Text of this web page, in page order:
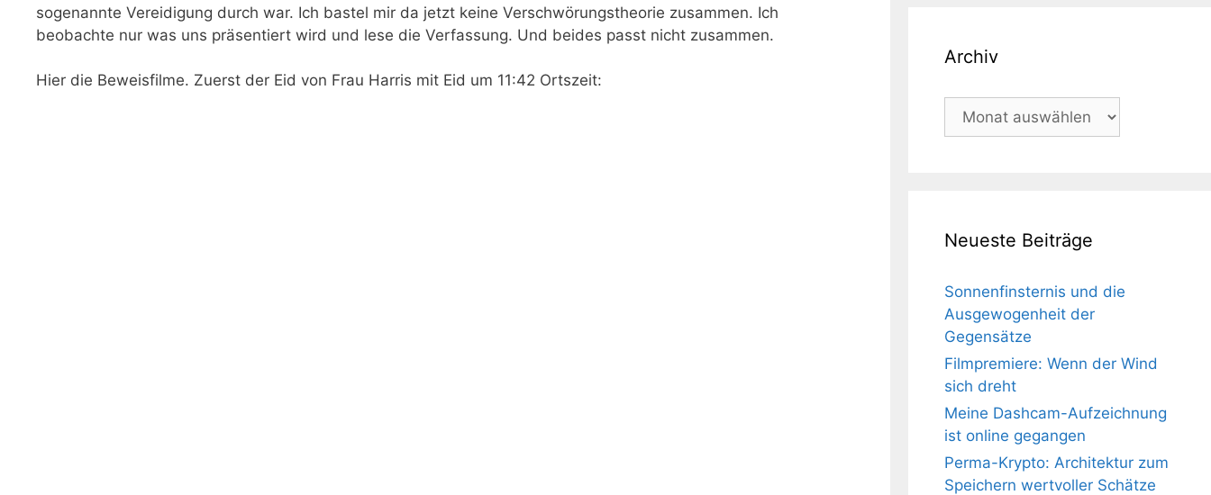
sogenannte Vereidigung durch war. Ich bastel mir da jetzt keine Verschwörungstheorie zusammen. Ich
beobachte nur was uns präsentiert wird und lese die Verfassung. Und beides passt nicht zusammen.
Hier die Beweisfilme. Zuerst der Eid von Frau Harris mit Eid um 11:42 Ortszeit:
Archiv
Archiv
Neueste Beiträge
Sonnenfinsternis und die
Ausgewogenheit der
Gegensätze
Filmpremiere: Wenn der Wind
sich dreht
Meine Dashcam-Aufzeichnung
ist online gegangen
Perma-Krypto: Architektur zum
Speichern wertvoller Schätze